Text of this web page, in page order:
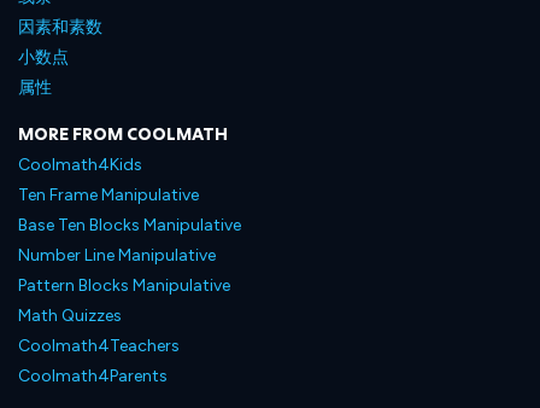
因素和素数
小数点
属性
MORE FROM COOLMATH
Coolmath4Kids
Ten Frame Manipulative
Base Ten Blocks Manipulative
Number Line Manipulative
Pattern Blocks Manipulative
Math Quizzes
Coolmath4Teachers
Coolmath4Parents